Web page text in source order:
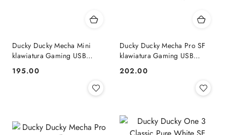
Ducky Ducky Mecha Mini
klawiatura Gaming USB
Cena:
195.00
Ducky Ducky Mecha Pro SF
klawiatura Gaming USB
Cena:
202.00